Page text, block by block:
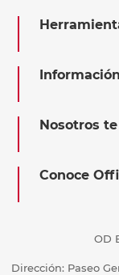
Nosotros
Conoce
OD
Dirección: Paseo